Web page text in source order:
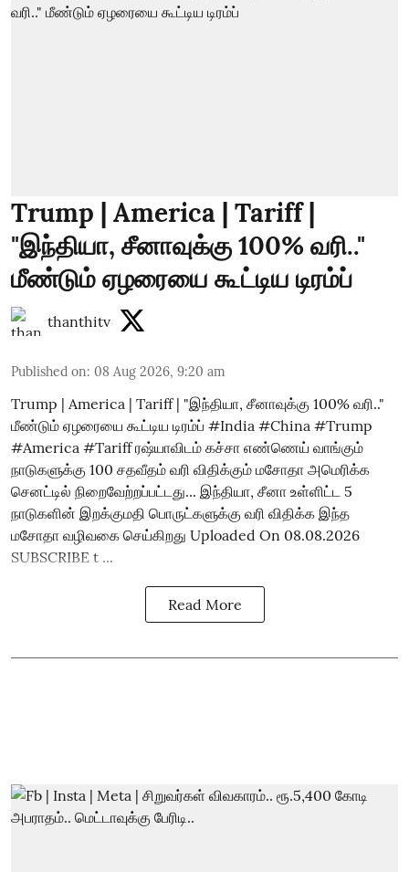
Trump | America | Tariff |
"இந்தியா, சீனாவுக்கு 100% வரி.."
மீண்டும் ஏழரையை கூட்டிய டிரம்ப்
thanthitv
Published on: 08 Aug 2026, 9:20 am
Trump | America | Tariff | "இந்தியா, சீனாவுக்கு 100% வரி.."
மீண்டும் ஏழரையை கூட்டிய டிரம்ப் #India #China #Trump
#America #Tariff ரஷ்யாவிடம் கச்சா எண்ணெய் வாங்கும்
நாடுகளுக்கு 100 சதவீதம் வரி விதிக்கும் மசோதா அமெரிக்க
செனட்டில் நிறைவேற்றப்பட்டது... இந்தியா, சீனா உள்ளிட்ட 5
நாடுகளின் இறக்குமதி பொருட்களுக்கு வரி விதிக்க இந்த
மசோதா வழிவகை செய்கிறது Uploaded On 08.08.2026
SUBSCRIBE t ...
Read More